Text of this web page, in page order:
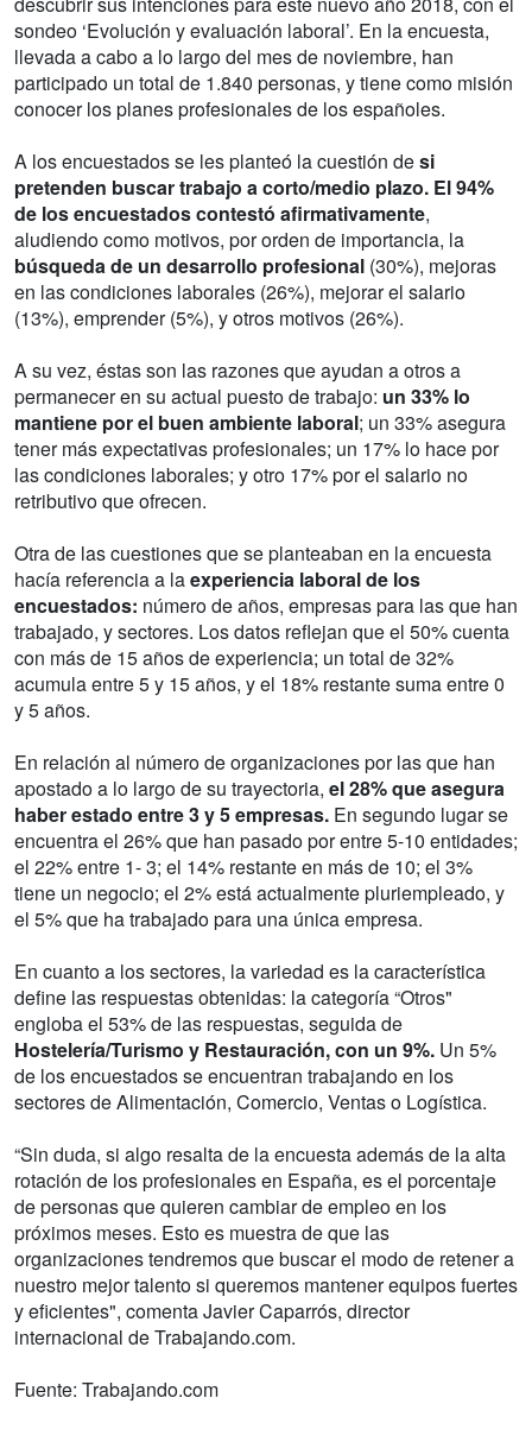
sondeo ‘Evolución y evaluación laboral’. En la encuesta,
llevada a cabo a lo largo del mes de noviembre, han
participado un total de 1.840 personas, y tiene como misión
conocer los planes profesionales de los españoles.
A los encuestados se les planteó la cuestión desi
pretenden buscar trabajo a corto/medio plazo. El 94%
de los encuestados contestó afirmativamente,
aludiendo como motivos, por orden de importancia, la
búsqueda de un desarrollo profesional (30%), mejoras
en las condiciones laborales (26%), mejorar el salario
(13%), emprender (5%), y otros motivos (26%).
A su vez, éstas son las razones que ayudan a otros a
permanecer en su actual puesto de trabajo: un 33% lo
mantiene por el buen ambiente laboral; un 33% asegura
tener más expectativas profesionales; un 17% lo hace por
las condiciones laborales; y otro 17% por el salario no
retributivo que ofrecen.
Otra de las cuestiones que se planteaban en la encuesta
hacía referencia a laexperiencia laboral de los
encuestados: número de años, empresas para las que han
trabajado, y sectores. Los datos reflejan que el 50% cuenta
con más de 15 años de experiencia; un total de 32%
acumula entre 5 y 15 años, y el 18% restante suma entre 0
y 5 años.
En relación al número de organizaciones por las que han
apostado a lo largo de su trayectoria, el 28% que asegura
haber estado entre 3 y 5 empresas. En segundo lugar se
encuentra el 26% que han pasado por entre 5-10 entidades;
el 22% entre 1- 3; el 14% restante en más de 10; el 3%
tiene un negocio; el 2% está actualmente pluriempleado, y
el 5% que ha trabajado para una única empresa.
En cuanto a los sectores, la variedad es la característica
define las respuestas obtenidas: la categoría “Otros"
engloba el 53% de las respuestas, seguida de
Hostelería/Turismo y Restauración, con un 9%. Un 5%
de los encuestados se encuentran trabajando en los
sectores de Alimentación, Comercio, Ventas o Logística.
“Sin duda, si algo resalta de la encuesta además de la alta
rotación de los profesionales en España, es el porcentaje
de personas que quieren cambiar de empleo en los
próximos meses. Esto es muestra de que las
organizaciones tendremos que buscar el modo de retener a
nuestro mejor talento si queremos mantener equipos fuertes
y eficientes", comenta Javier Caparrós, director
internacional de Trabajando.com.
Fuente: Trabajando.com